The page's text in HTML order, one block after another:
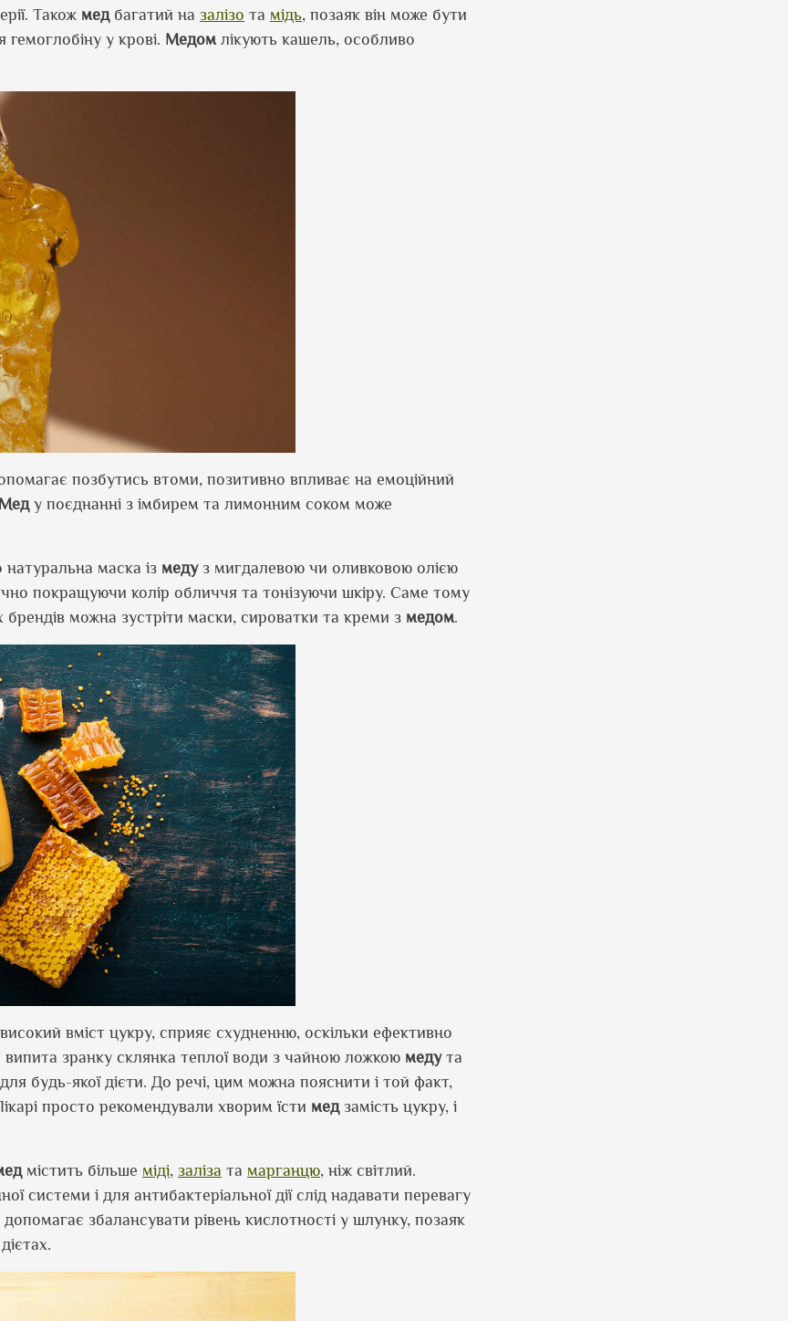
Також медбагатий на залізо та мідь, позаяк він може бути
гемоглобіну у крові. Медом лікують кашель, особливо
позбутись втоми, позитивно впливає на емоційний
Меду поєднанні з імбирем та лимонним соком може
маска із медуз мигдалевою чи оливковою олією
покращуючи колір обличчя та тонізуючи шкіру. Саме тому
можна зустріти маски, сироватки та креми з медом.
вміст цукру, сприяє схудненню, оскільки ефективно
зранку склянка теплої води з чайною ложкою медута
будь-якої дієти. До речі, цим можна пояснити і той факт,
просто рекомендували хворим їсти медзамість цукру, і
містить більше міді, заліза та марганцю, ніж світлий.
системи і для антибактеріальної дії слід надавати перевагу
збалансувати рівень кислотності у шлунку, позаяк